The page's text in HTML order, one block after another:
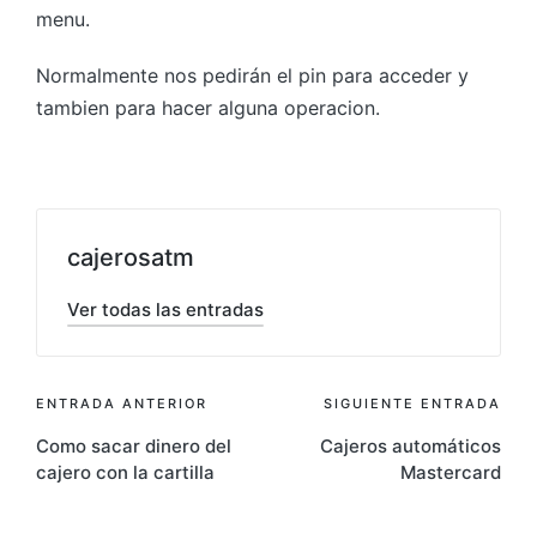
menu.
Normalmente nos pedirán el pin para acceder y
tambien para hacer alguna operacion.
cajerosatm
Ver todas las entradas
Navegación
de
ENTRADA ANTERIOR
Como sacar dinero del
cajero con la cartilla
SIGUIENTE ENTRADA
Cajeros automáticos
Mastercard